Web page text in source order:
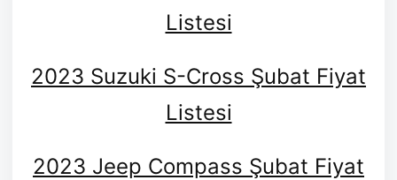
Listesi
2023 Suzuki S-Cross Şubat Fiyat
Listesi
2023 Jeep Compass Şubat Fiyat